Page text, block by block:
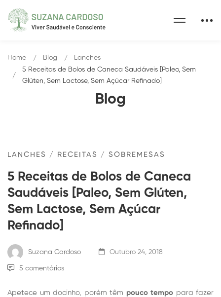
Blog
Home Blog
Lanches
5 Receitas de Bolos de Caneca Saudáveis [Paleo, Sem
Glúten, Sem Lactose, Sem Açúcar Refinado]
LANCHES / RECEITAS / SOBREMESAS
5 Receitas de Bolos de Caneca
Saudáveis [Paleo, Sem Glúten,
Sem Lactose, Sem Açúcar
Refinado]
Suzana Cardoso Outubro 24, 2018
5 comentários
Apetece um docinho, porém têm pouco tempo para fazer